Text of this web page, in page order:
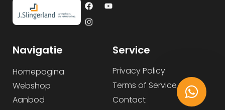
Navigatie
Homepagina
Webshop
Aanbod
Service
Privacy Policy
Terms of Service
Contact